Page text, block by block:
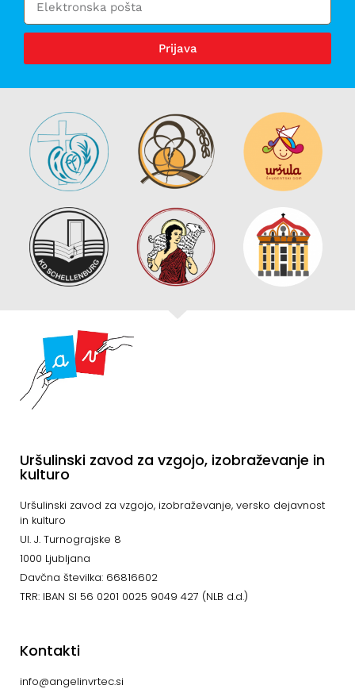
Prijava
Uršulinski zavod za vzgojo, izobraževanje in
kulturo
Uršulinski zavod za vzgojo, izobraževanje, versko dejavnost
in kulturo
Ul. J. Turnograjske 8
1000 Ljubljana
Davčna številka: 66816602
TRR: IBAN SI 56 0201 0025 9049 427 (NLB d.d.)
Kontakti
info@angelinvrtec.si